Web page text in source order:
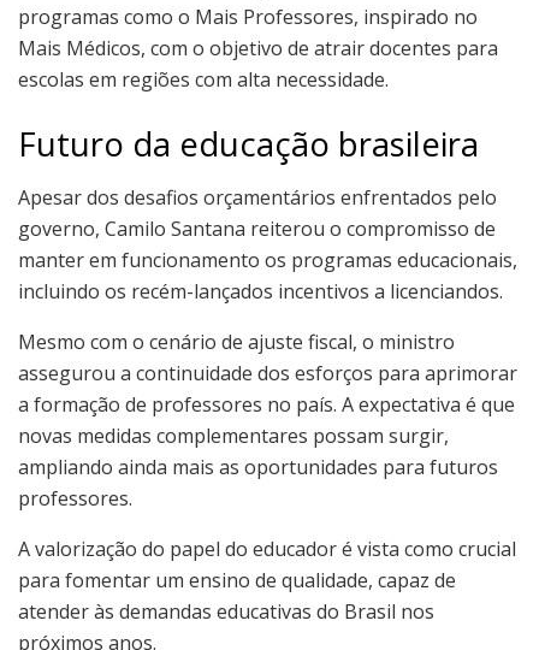
programas como o Mais Professores, inspirado no
Mais Médicos, com o objetivo de atrair docentes para
escolas em regiões com alta necessidade.
Futuro da educação brasileira
Apesar dos desafios orçamentários enfrentados pelo
governo, Camilo Santana reiterou o compromisso de
manter em funcionamento os programas educacionais,
incluindo os recém-lançados incentivos a licenciandos.
Mesmo com o cenário de ajuste fiscal, o ministro
assegurou a continuidade dos esforços para aprimorar
a formação de professores no país. A expectativa é que
novas medidas complementares possam surgir,
ampliando ainda mais as oportunidades para futuros
professores.
A valorização do papel do educador é vista como crucial
para fomentar um ensino de qualidade, capaz de
atender às demandas educativas do Brasil nos
próximos anos.